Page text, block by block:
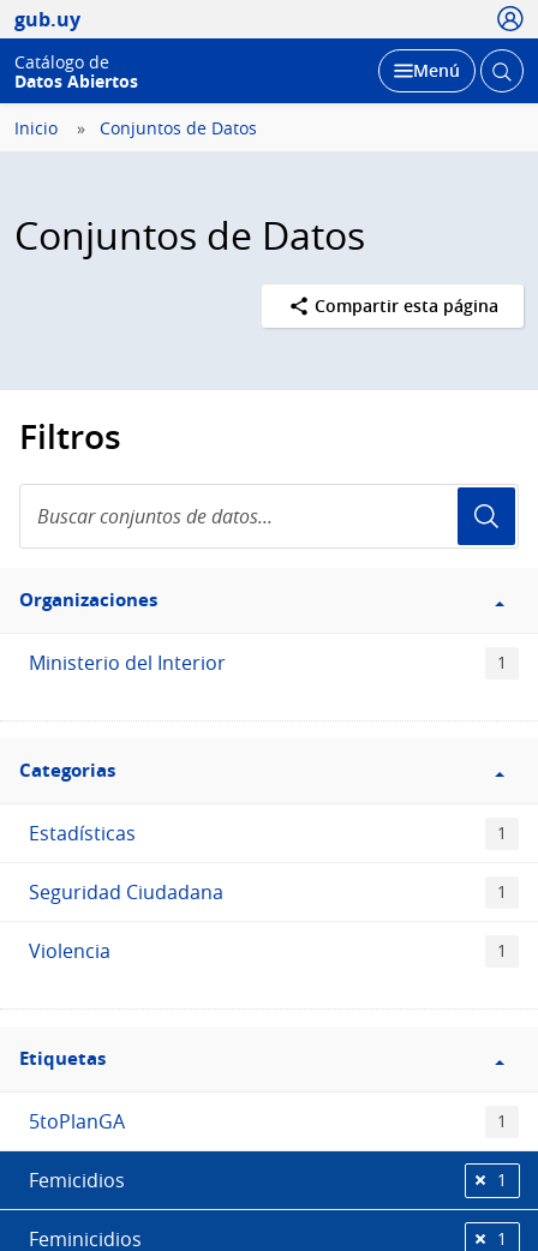
gub.uy
Catálogo de
Datos Abiertos
Desplegar
Menú Abrir
Inicio Conjuntos de Datos
Conjuntos de Datos
Compartir esta página
Filtros
conjuntos
de
Filtro
Organizaciones
Organizaciones
Ministerio del Interior 1
Filtro
Categorias
Categorias
Estadísticas 1
Seguridad Ciudadana 1
Violencia 1
Filtro
Etiquetas
Etiquetas
5toPlanGA 1
Femicidios 1
Feminicidios 1